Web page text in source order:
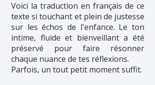
Voici la traduction en français de ce
texte si touchant et plein de justesse
sur les échos de l'enfance. Le ton
intime, fluide et bienveillant a été
préservé pour faire résonner
chaque nuance de tes réflexions.
Parfois, un tout petit moment suffit.